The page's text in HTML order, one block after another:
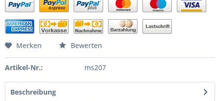
Merken Bewerten
Artikel-Nr.: ms207
Beschreibung